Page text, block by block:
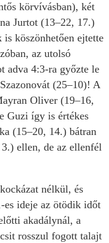
körvívásban), két
Jurtot (13–22, 17.)
is köszönhetően ejtette
az utolsó
adva 4:3-ra győzte le
(25–10)! A
Oliver (19–16,
Guzi így is értékes
(15–20, 14.) bátran
ellen, de az ellenfél
nélkül, és
es ideje az ötödik időt
akadálynál, a
rosszul fogott talajt